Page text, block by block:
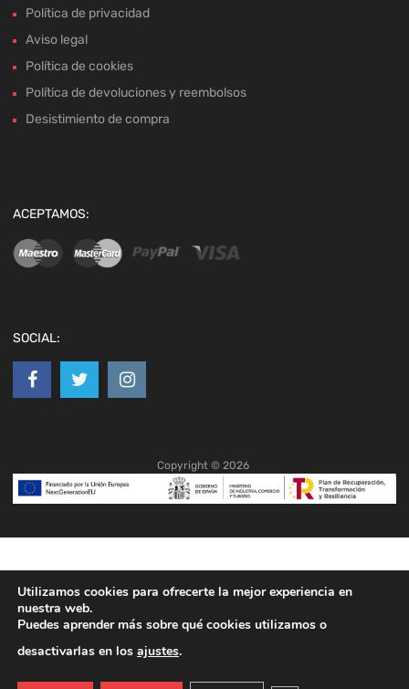
Política de privacidad
Aviso legal
Política de cookies
Política de devoluciones y reembolsos
Desistimiento de compra
ACEPTAMOS:
SOCIAL:
Copyright © 2026
Utilizamos cookies para ofrecerte la mejor experiencia en
nuestra web.
Puedes aprender más sobre qué cookies utilizamos o
desactivarlas en los ajustes.